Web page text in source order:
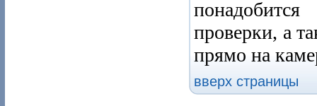
проверки, а
прямо на
вверх страницы